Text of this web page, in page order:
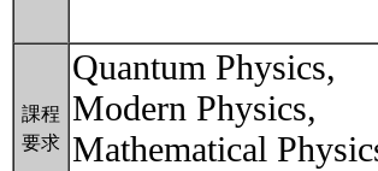
課程
要求
Quantum Physics,
Modern Physics,
Mathematical